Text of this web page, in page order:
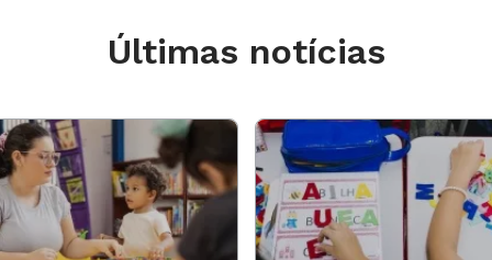
colocar em prática:
falar de trabalho, mas para rir e
virtuais, troquem impressões
Últimas notícias